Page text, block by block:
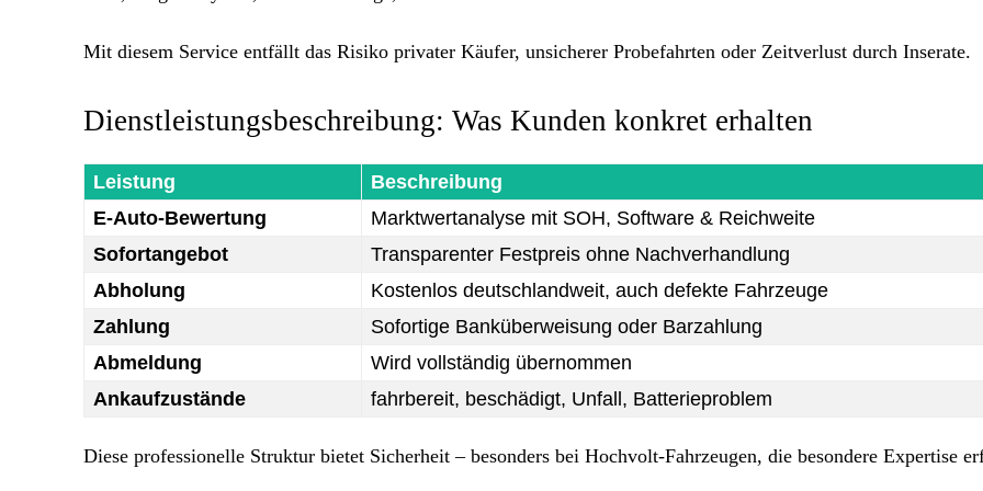
Mit diesem Service entfällt das Risiko privater Käufer, unsicherer Probefahrten oder Zeitverlust durch Inserate.
Dienstleistungsbeschreibung: Was Kunden konkret erhalten
Leistung
Beschreibung
E-Auto-Bewertung
Marktwertanalyse mit SOH, Software & Reichweite
Sofortangebot
Transparenter Festpreis ohne Nachverhandlung
Abholung
Kostenlos deutschlandweit, auch defekte Fahrzeuge
Zahlung
Sofortige Banküberweisung oder Barzahlung
Abmeldung
Wird vollständig übernommen
Ankaufzustände
fahrbereit, beschädigt, Unfall, Batterieproblem
Diese professionelle Struktur bietet Sicherheit – besonders bei Hochvolt-Fahrzeugen, die besondere Expertise